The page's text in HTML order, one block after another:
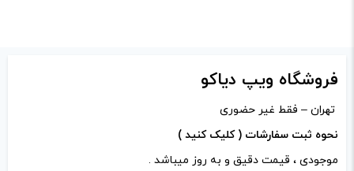
دیدگاه شما*
فروشگاه ویپ دیاکو
تهران – فقط غیر حضوری
نحوه ثبت سفارشات ( کلیک کنید )
موجودی ، قیمت دقیق و به روز میباشد .